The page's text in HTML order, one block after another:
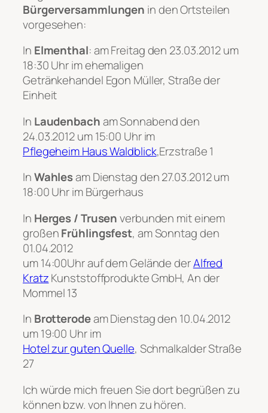
Bürgerversammlungen in den Ortsteilen
vorgesehen:
In Elmenthal: am Freitag den 23.03.2012 um
18:30 Uhr im ehemaligen
Getränkehandel Egon Müller, Straße der
Einheit
In Laudenbacham Sonnabend den
24.03.2012 um 15:00 Uhr im
Pflegeheim Haus Waldblick,Erzstraße 1
InWahlesam Dienstag den 27.03.2012 um
18:00 Uhr im Bürgerhaus
In Herges / Trusenverbunden mit einem
großenFrühlingsfest, am Sonntag den
01.04.2012
um 14:00Uhr auf dem Gelände derAlfred
KratzKunststoffprodukte GmbH, An der
Mommel 13
In Brotterodeam Dienstag den 10.04.2012
um 19:00 Uhr im
Hotel zur guten Quelle, Schmalkalder Straße
27
Ich würde mich freuen Sie dort begrüßen zu
können bzw. von Ihnen zu hören.